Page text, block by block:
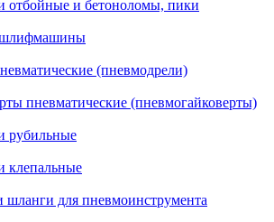
отбойные и бетоноломы, пики
(пневмодрели)
пневматические (пневмогайковерты)
рубильные
клепальные
шланги для пневмоинструмента